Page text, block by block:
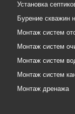
Установка
Бурение скважин
Монтаж систем
Монтаж систем
Монтаж систем
Монтаж систем
Монтаж дренажа